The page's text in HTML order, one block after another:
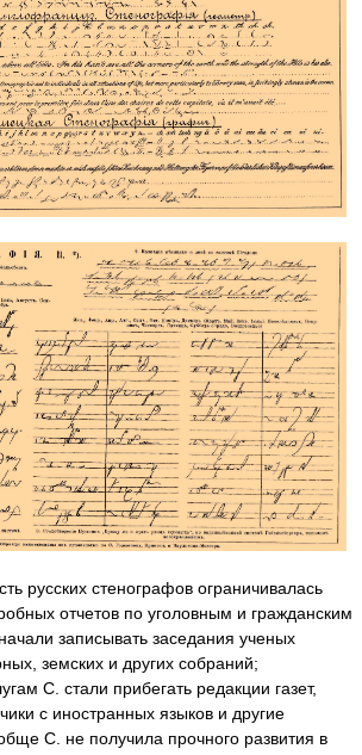
русских стенографов ограничивалась
отчетов по уголовным и гражданским
записывать заседания ученых
земских и других собраний;
С. стали прибегать редакции газет,
с иностранных языков и другие
С. не получила прочного развития в